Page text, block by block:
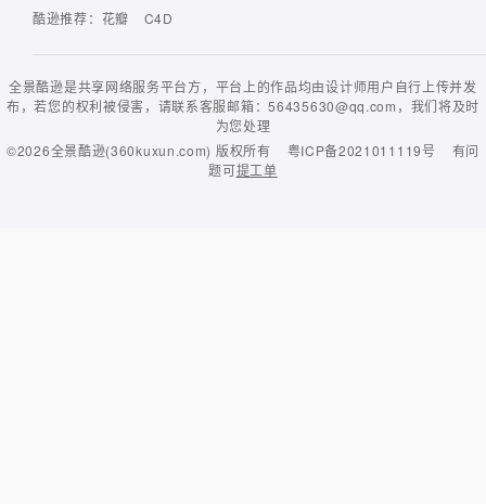
酷逊推荐： 花瓣 C4D
全景酷逊是共享网络服务平台方，平台上的作品均由设计师用户自行上传并发
布，若您的权利被侵害，请联系客服邮箱：56435630@qq.com，我们将及时
为您处理
©2026全景酷逊(360kuxun.com) 版权所有 粤ICP备2021011119号
有问
题可提工单